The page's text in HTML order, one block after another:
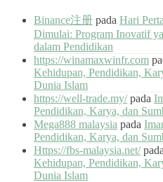
Binance注册 pada Hari
Dimulai: Program Inovatif
dalam Pendidikan
https://winamaxwinfr.com
Kehidupan, Pendidikan,
Dunia Islam
https://well-trade.my/pada
Pendidikan, Karya, dan
Mega888 malaysia pada
Pendidikan, Karya, dan
Https://fbs-malaysia.net/pada
Kehidupan, Pendidikan,
Dunia Islam